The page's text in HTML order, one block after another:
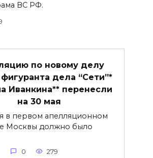
ВС РФ.
по новому делу
дела “Сети”*
Иванкина** перенесли
на 30 мая
в первом апелляционном
Москвы должно было
0 279